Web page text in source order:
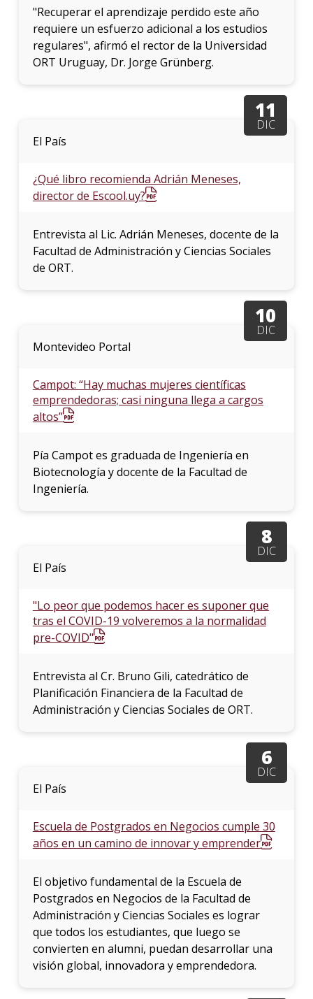
"Recuperar el aprendizaje perdido este año
requiere un esfuerzo adicional a los estudios
regulares", afirmó el rector de la Universidad
ORT Uruguay, Dr. Jorge Grünberg.
11
DIC
El País
¿Qué libro recomienda Adrián Meneses,
director de Escool.uy?
Entrevista al Lic. Adrián Meneses, docente de la
Facultad de Administración y Ciencias Sociales
de ORT.
10
DIC
Montevideo Portal
Campot: “Hay muchas mujeres científicas
emprendedoras; casi ninguna llega a cargos
altos”
Pía Campot es graduada de Ingeniería en
Biotecnología y docente de la Facultad de
Ingeniería.
8
DIC
El País
"Lo peor que podemos hacer es suponer que
tras el COVID-19 volveremos a la normalidad
pre-COVID"
Entrevista al Cr. Bruno Gili, catedrático de
Planificación Financiera de la Facultad de
Administración y Ciencias Sociales de ORT.
6
DIC
El País
Escuela de Postgrados en Negocios cumple 30
años en un camino de innovar y emprender
El objetivo fundamental de la Escuela de
Postgrados en Negocios de la Facultad de
Administración y Ciencias Sociales es lograr
que todos los estudiantes, que luego se
convierten en alumni, puedan desarrollar una
visión global, innovadora y emprendedora.